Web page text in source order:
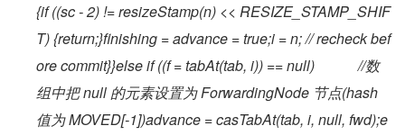
{if ((sc - 2) != resizeStamp(n) << RESIZE_STAMP_SHIF
T) {return;}finishing = advance = true;i = n; // recheck bef
ore commit}}else if ((f = tabAt(tab, i)) == null)            //数
组中把 null 的元素设置为 ForwardingNode 节点(hash
值为 MOVED[-1])advance = casTabAt(tab, i, null, fwd);e